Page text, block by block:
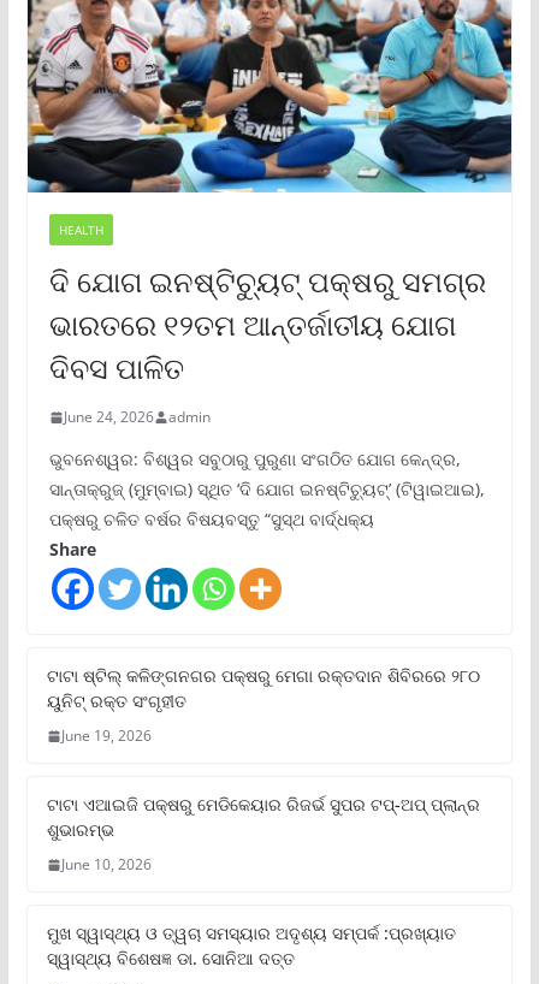
HEALTH
ଦି ଯୋଗ ଇନଷ୍ଟିଚ୍ୟୁଟ୍ ପକ୍ଷରୁ ସମଗ୍ର
ଭାରତରେ ୧୨ତମ ଆନ୍ତର୍ଜାତୀୟ ଯୋଗ
ଦିବସ ପାଳିତ
June 24, 2026 admin
ଭୁବନେଶ୍ୱର: ବିଶ୍ୱର ସବୁଠାରୁ ପୁରୁଣା ସଂଗଠିତ ଯୋଗ କେନ୍ଦ୍ର,
ସାନ୍ତାକ୍ରୁଜ୍ (ମୁମ୍ବାଇ) ସ୍ଥିତ ‘ଦି ଯୋଗ ଇନଷ୍ଟିଚ୍ୟୁଟ୍‌’ (ଟିୱାଇଆଇ),
ପକ୍ଷରୁ ଚଳିତ ବର୍ଷର ବିଷୟବସ୍ତୁ “ସୁସ୍ଥ ବାର୍ଦ୍ଧକ୍ୟ
Share
ଟାଟା ଷ୍ଟିଲ୍‌ କଳିଙ୍ଗନଗର ପକ୍ଷରୁ ମେଗା ରକ୍ତଦାନ ଶିବିରରେ ୨୮୦
ୟୁନିଟ୍‌ ରକ୍ତ ସଂଗୃହୀତ
June 19, 2026
ଟାଟା ଏଆଇଜି ପକ୍ଷରୁ ମେଡିକେୟାର ରିଜର୍ଭ ସୁପର ଟପ୍‌-ଅପ୍ ପ୍ଲାନ୍‌ର
ଶୁଭାରମ୍ଭ
June 10, 2026
ମୁଖ ସ୍ୱାସ୍ଥ୍ୟ ଓ ତ୍ୱଚା ସମସ୍ୟାର ଅଦୃଶ୍ୟ ସମ୍ପର୍କ :ପ୍ରଖ୍ୟାତ
ସ୍ୱାସ୍ଥ୍ୟ ବିଶେଷଜ୍ଞ ଡା. ସୋନିଆ ଦତ୍ତ